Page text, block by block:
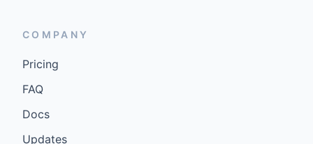
COMPANY
Pricing
FAQ
Docs
Updates